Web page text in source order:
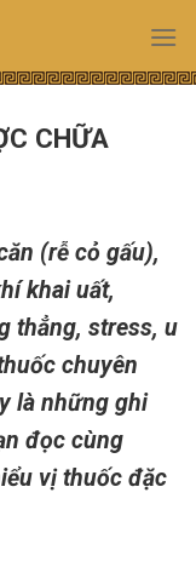
CHỮA
(rễ cỏ gấu),
khai uất,
thẳng, stress, u
chuyên
là những ghi
đọc cùng
vị thuốc đặc